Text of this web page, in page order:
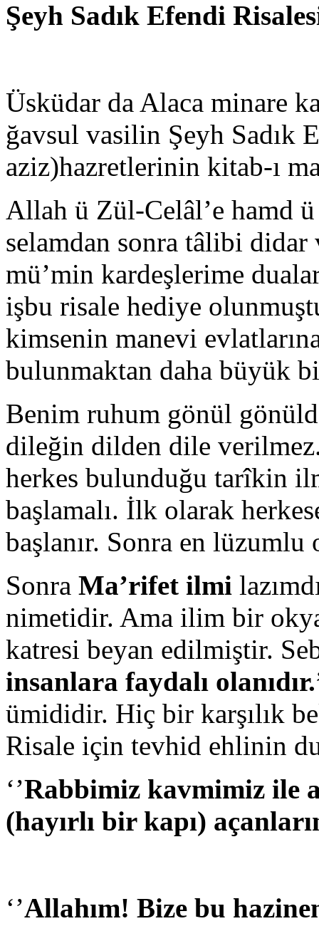
Şeyh Sadık Efendi
Üsküdar da Alaca minare
ğavsul vasilin Şeyh Sadık
aziz)hazretlerinin kitab-ı
Allah ü Zül-Celâl’e hamd
selamdan sonra tâlibi
mü’min kardeşlerime
işbu risale hediye
kimsenin manevi
bulunmaktan daha büyük
Benim ruhum gönül
dileğin dilden dile
herkes bulunduğu tarîkin
başlamalı. İlk olarak
başlanır. Sonra en
Sonra Ma’rifet ilmi
nimetidir. Ama ilim bir
katresi beyan edilmiştir.
insanlara faydalı
ümididir. Hiç bir karşılık
Risale için tevhid ehlinin
‘’Rabbimiz kavmimiz ile
(hayırlı bir kapı)
‘’Allahım! Bize bu